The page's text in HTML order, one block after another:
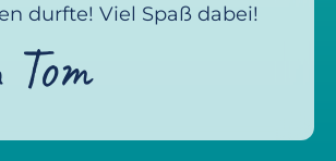
durfte! Viel Spaß dabei!